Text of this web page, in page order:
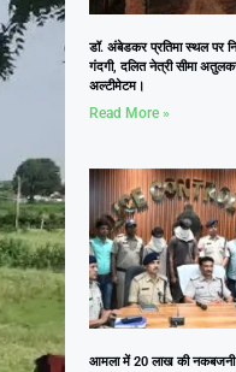
डॉ. अंबेडकर प्रतिमा स्थल पर
गंदगी, दलित नेत्री सीमा
अल्टीमेटम।
Read More »
आमला में 20 लाख की नकबजनी